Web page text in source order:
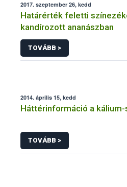
2017. szeptember 26, kedd
Határérték feletti
kandírozott ananászban
TOVÁBB >
2014. április 15, kedd
Háttérinformáció a
TOVÁBB >